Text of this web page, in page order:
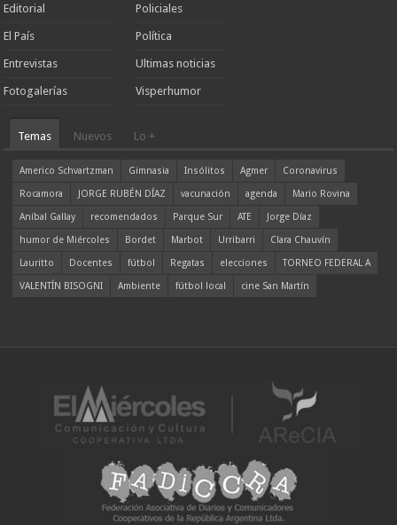
Editorial
El País
Entrevistas
Fotogalerías
Policiales
Política
Ultimas noticias
Visperhumor
Temas Nuevos Lo +
Americo Schvartzman Gimnasia Insólitos Agmer
Coronavirus
Rocamora
JORGE RUBÉN DÍAZ vacunación agenda
Mario Rovina
Aníbal Gallay
recomendados Parque Sur ATE
Jorge Díaz
humor de Miércoles
Bordet Marbot Urribarri
Clara Chauvín
Lauritto
Docentes fútbol Regatas elecciones
TORNEO FEDERAL A
VALENTÍN BISOGNI
Ambiente fútbol local cine San Martín